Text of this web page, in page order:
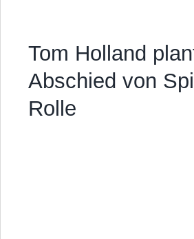
Tom Holland
Abschied von
Rolle